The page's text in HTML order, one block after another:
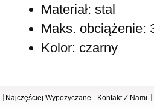
Materiał: stal
Maks. obciążenie:
Kolor: czarny
Najczęściej Wypożyczane Kontakt Z Nami